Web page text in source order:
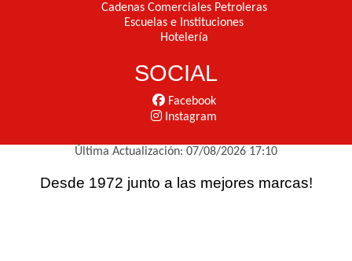
Cadenas Comerciales Petroleras
Escuelas e Instituciones
Hotelería
SOCIAL
Facebook
Instagram
Última Actualización: 07/08/2026 17:10
Desde 1972 junto a las mejores marcas!